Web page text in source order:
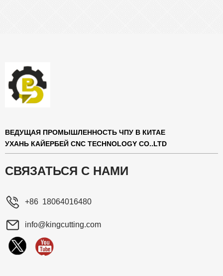
ВЕДУЩАЯ ПРОМЫШЛЕННОСТЬ ЧПУ В КИТАЕ
УХАНЬ КАЙЕРБЕЙ CNC TECHNOLOGY CO..LTD
СВЯЗАТЬСЯ С НАМИ
+86 18064016480
info@kingcutting.com